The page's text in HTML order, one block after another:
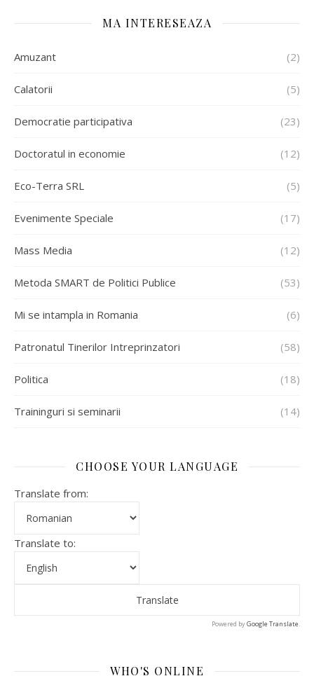
MA INTERESEAZA
Amuzant (2)
Calatorii (5)
Democratie participativa (23)
Doctoratul in economie (12)
Eco-Terra SRL (5)
Evenimente Speciale (17)
Mass Media (12)
Metoda SMART de Politici Publice (53)
Mi se intampla in Romania (6)
Patronatul Tinerilor Intreprinzatori (58)
Politica (18)
Traininguri si seminarii (14)
CHOOSE YOUR LANGUAGE
Translate from:
Translate to:
Powered byGoogle Translate.
WHO'S ONLINE